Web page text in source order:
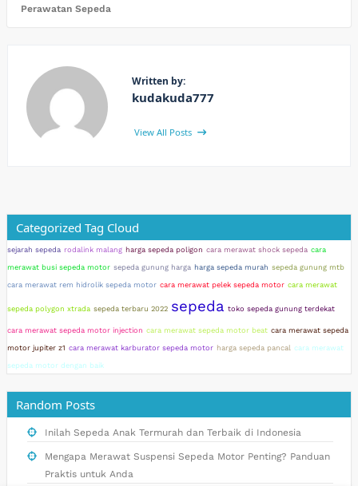
Perawatan Sepeda
Written by:
kudakuda777
View All Posts
Categorized Tag Cloud
sejarah sepeda rodalink malang harga sepeda poligon cara merawat shock sepeda cara
merawat busi sepeda motor sepeda gunung harga harga sepeda murah sepeda gunung mtb
cara merawat rem hidrolik sepeda motor cara merawat pelek sepeda motor cara merawat
sepeda polygon xtrada sepeda terbaru 2022 sepeda toko sepeda gunung terdekat
cara merawat sepeda motor injection cara merawat sepeda motor beat cara merawat sepeda
motor jupiter z1 cara merawat karburator sepeda motor harga sepeda pancal cara merawat
sepeda motor dengan baik
Random Posts
Inilah Sepeda Anak Termurah dan Terbaik di Indonesia
Mengapa Merawat Suspensi Sepeda Motor Penting? Panduan
Praktis untuk Anda